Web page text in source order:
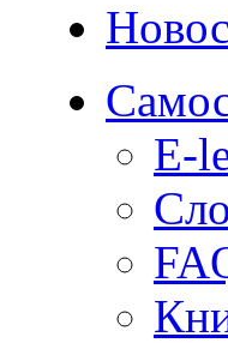
E-